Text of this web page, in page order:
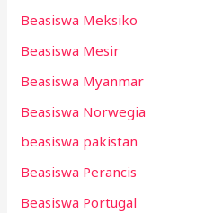
Beasiswa Meksiko
Beasiswa Mesir
Beasiswa Myanmar
Beasiswa Norwegia
beasiswa pakistan
Beasiswa Perancis
Beasiswa Portugal